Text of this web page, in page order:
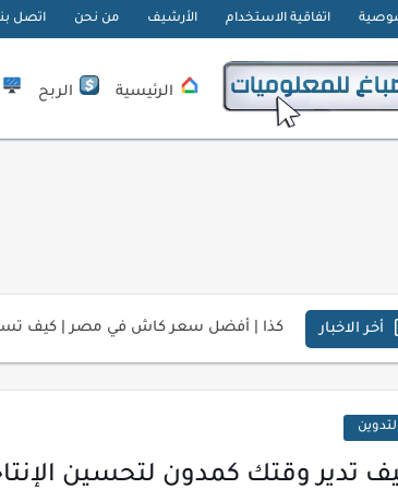
اتفاقية الاستخدام الأرشيف من نحن اتصل
الرئيسية الربح
أخر الاخبار أفضل طرق الربح من التدوين للمبتدئين
أسرار اختيار لوحة مفاتيح تناسب عملك
تدير وقتك كمدون لتحسين